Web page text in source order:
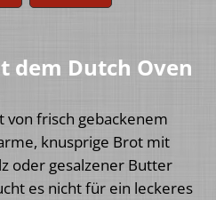
dem Dutch Oven
frisch gebackenem
knusprige Brot mit
oder gesalzener Butter
es nicht für ein leckeres